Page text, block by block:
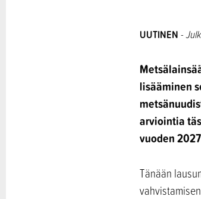
UUTINEN -
lisääminen
arviointia
vuoden
Tänään